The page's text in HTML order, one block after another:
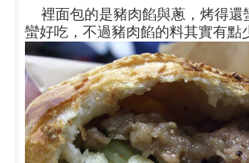
裡面包的是豬肉餡與蔥，烤得還
蠻好吃，不過豬肉餡的料其實有點